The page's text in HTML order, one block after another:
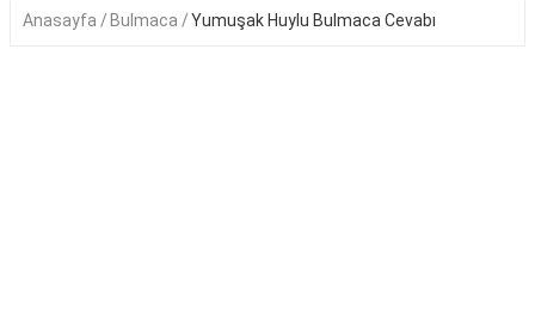
Anasayfa Bulmaca Yumuşak Huylu Bulmaca Cevabı